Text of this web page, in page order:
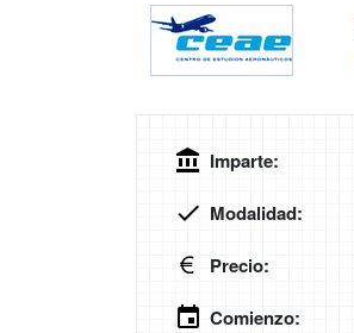
Imparte:
Modalidad:
Precio:
Comienzo: